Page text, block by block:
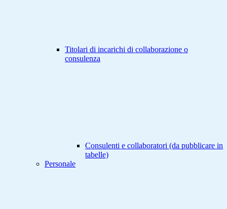
Titolari di incarichi di collaborazione o
consulenza
Consulenti e collaboratori (da pubblicare in
tabelle)
Personale